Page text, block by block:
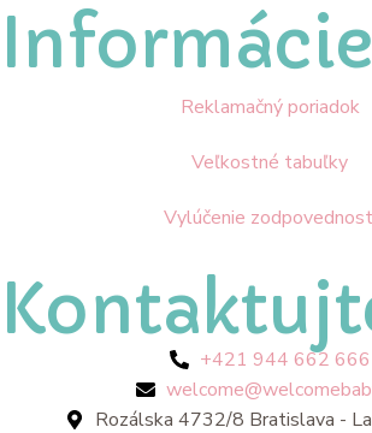
Informácie
Reklamačný poriadok
Veľkostné tabuľky
Vylúčenie
+421 944 662 666
Rozálska 4732/8 Bratislava -